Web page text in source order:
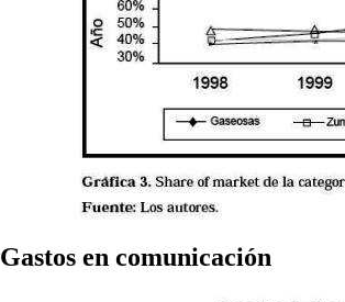
Gastos en comunicación